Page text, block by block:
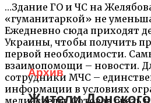
…Здание ГО и ЧС на
«гуманитаркой» не
Ежедневно сюда приходят
Украины, чтобы получить
первой необходимости.
взаимопомощи – новости.
сотрудники МЧС –
информации в условиях
медиасреды. Сотовая связь
Архив
Жители